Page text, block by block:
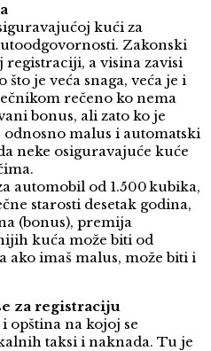
kući za
Zakonski
registraciji, a visina zavisi
je veća snaga, veća je i
rečeno ko nema
bonus, ali zato ko je
odnosno malus i automatski
neke osiguravajuće kuće
automobil od 1.500 kubika,
starosti desetak godina,
(bonus), premija
kuća može biti od
ako imaš malus, može biti i
za registraciju
opština na kojoj se
taksi i naknada. Tu je